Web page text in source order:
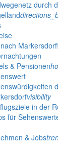
durch
& Pensionen
visibility
in der
für
& Jobs